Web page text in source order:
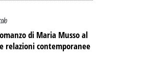
di Maria Musso al
relazioni contemporanee